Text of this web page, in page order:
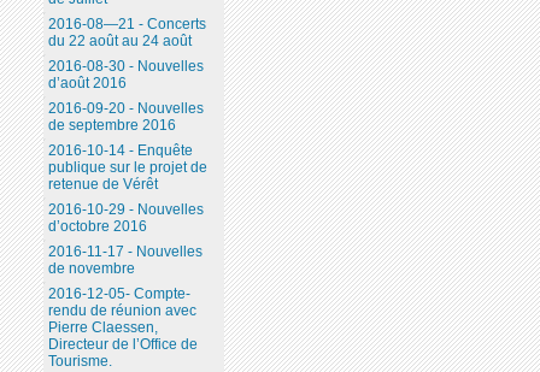
2016-08—21 - Concerts
du 22 août au 24 août
2016-08-30 - Nouvelles
d’août 2016
2016-09-20 - Nouvelles
de septembre 2016
2016-10-14 - Enquête
publique sur le projet de
retenue de Vérêt
2016-10-29 - Nouvelles
d’octobre 2016
2016-11-17 - Nouvelles
de novembre
2016-12-05- Compte-
rendu de réunion avec
Pierre Claessen,
Directeur de l’Office de
Tourisme.